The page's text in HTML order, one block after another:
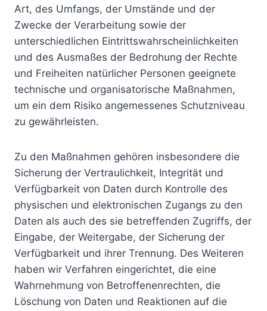
Art, des Umfangs, der Umstände und der
Zwecke der Verarbeitung sowie der
unterschiedlichen Eintrittswahrscheinlichkeiten
und des Ausmaßes der Bedrohung der Rechte
und Freiheiten natürlicher Personen geeignete
technische und organisatorische Maßnahmen,
um ein dem Risiko angemessenes Schutzniveau
zu gewährleisten.
Zu den Maßnahmen gehören insbesondere die
Sicherung der Vertraulichkeit, Integrität und
Verfügbarkeit von Daten durch Kontrolle des
physischen und elektronischen Zugangs zu den
Daten als auch des sie betreffenden Zugriffs, der
Eingabe, der Weitergabe, der Sicherung der
Verfügbarkeit und ihrer Trennung. Des Weiteren
haben wir Verfahren eingerichtet, die eine
Wahrnehmung von Betroffenenrechten, die
Löschung von Daten und Reaktionen auf die